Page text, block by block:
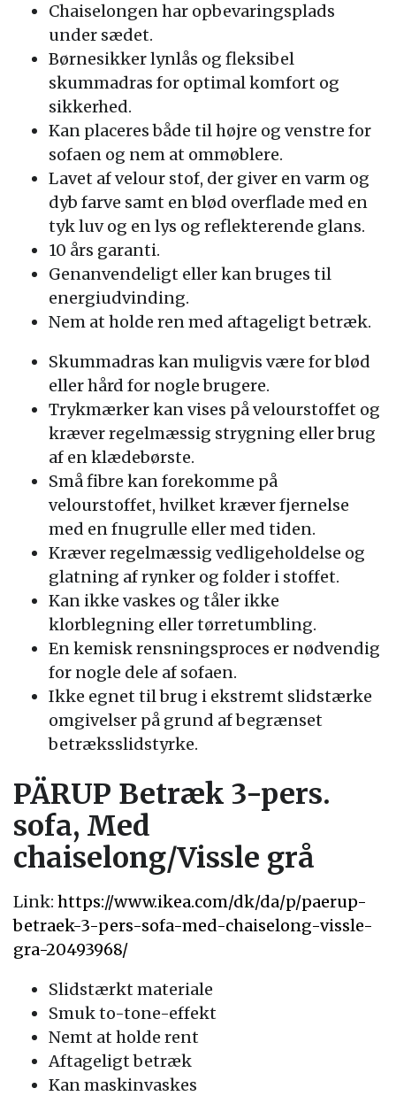
Chaiselongen har opbevaringsplads
under sædet.
Børnesikker lynlås og fleksibel
skummadras for optimal komfort og
sikkerhed.
Kan placeres både til højre og venstre for
sofaen og nem at ommøblere.
Lavet af velour stof, der giver en varm og
dyb farve samt en blød overflade med en
tyk luv og en lys og reflekterende glans.
10 års garanti.
Genanvendeligt eller kan bruges til
energiudvinding.
Nem at holde ren med aftageligt betræk.
Skummadras kan muligvis være for blød
eller hård for nogle brugere.
Trykmærker kan vises på velourstoffet og
kræver regelmæssig strygning eller brug
af en klædebørste.
Små fibre kan forekomme på
velourstoffet, hvilket kræver fjernelse
med en fnugrulle eller med tiden.
Kræver regelmæssig vedligeholdelse og
glatning af rynker og folder i stoffet.
Kan ikke vaskes og tåler ikke
klorblegning eller tørretumbling.
En kemisk rensningsproces er nødvendig
for nogle dele af sofaen.
Ikke egnet til brug i ekstremt slidstærke
omgivelser på grund af begrænset
betræksslidstyrke.
PÄRUP Betræk 3-pers.
sofa, Med
chaiselong/Vissle grå
Link: https://www.ikea.com/dk/da/p/paerup-
betraek-3-pers-sofa-med-chaiselong-vissle-
gra-20493968/
Slidstærkt materiale
Smuk to-tone-effekt
Nemt at holde rent
Aftageligt betræk
Kan maskinvaskes